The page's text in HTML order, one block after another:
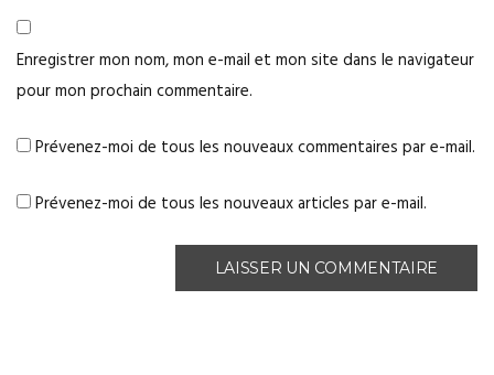
Enregistrer mon nom, mon e-mail et mon site dans le navigateur
pour mon prochain commentaire.
Prévenez-moi de tous les nouveaux commentaires par e-mail.
Prévenez-moi de tous les nouveaux articles par e-mail.